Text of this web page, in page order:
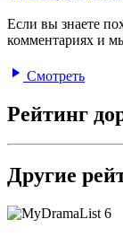
Если вы знаете
комментариях и
Смотреть
Рейтинг
Другие
6